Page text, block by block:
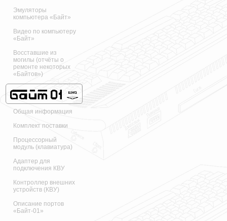
Эмуляторы
компьютера «Байт»
Видео по компьютеру
«Байт»
Восставшие из
могилы (отчёты о
ремонте некоторых
«Байтов»)
Общая информация
Комплект поставки
Процессорный
модуль (клавиатура)
Адаптер для
подключения КВУ
Контроллер внешних
устройств (КВУ)
Описание портов
«Байт-01»